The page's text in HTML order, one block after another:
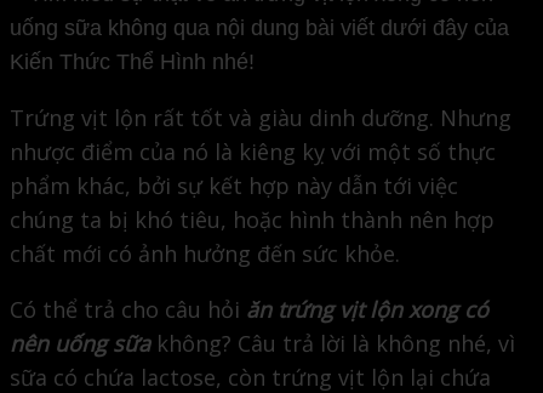
Trứng vịt lộn rất tốt và giàu dinh dưỡng. Nhưng
nhược điểm của nó là kiêng kỵ với một số thực
phẩm khác, bởi sự kết hợp này dẫn tới việc
chúng ta bị khó tiêu, hoặc hình thành nên hợp
chất mới có ảnh hưởng đến sức khỏe.
Có thể trả cho câu hỏi ăn trứng vịt lộn xong có
nên uống sữakhông? Câu trả lời là không nhé, vì
sữa có chứa lactose, còn trứng vịt lộn lại chứa